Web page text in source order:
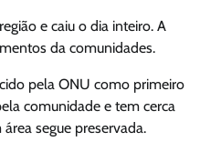
e caiu o dia inteiro. A
da comunidades.
pela ONU como primeiro
comunidade e tem cerca
segue preservada.